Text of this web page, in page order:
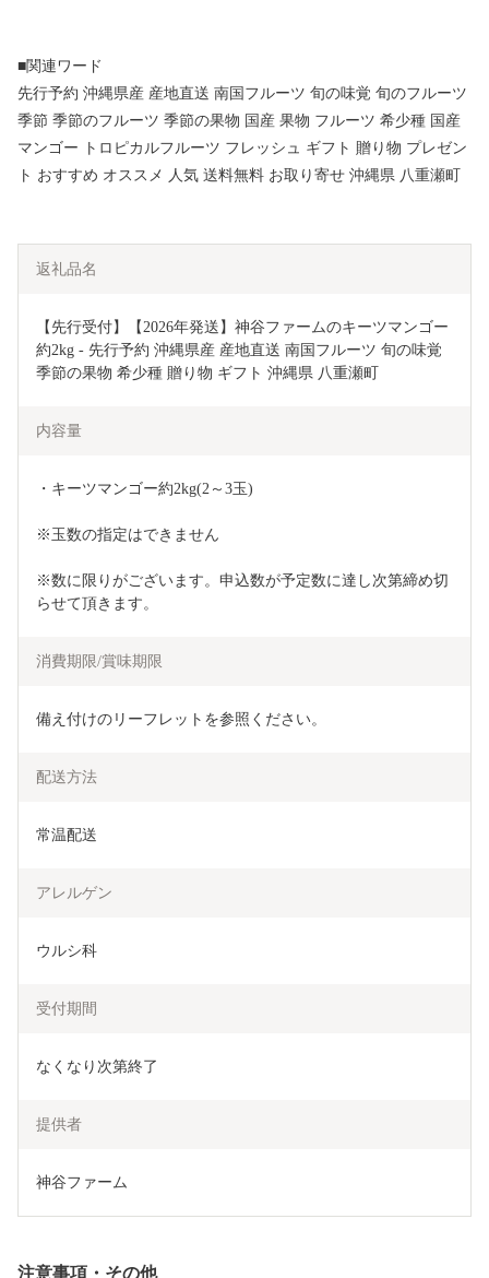
■関連ワード
先行予約 沖縄県産 産地直送 南国フルーツ 旬の味覚 旬のフルーツ
季節 季節のフルーツ 季節の果物 国産 果物 フルーツ 希少種 国産
マンゴー トロピカルフルーツ フレッシュ ギフト 贈り物 プレゼン
ト おすすめ オススメ 人気 送料無料 お取り寄せ 沖縄県 八重瀬町
返礼品名
【先行受付】【2026年発送】神谷ファームのキーツマンゴー
約2kg - 先行予約 沖縄県産 産地直送 南国フルーツ 旬の味覚
季節の果物 希少種 贈り物 ギフト 沖縄県 八重瀬町
内容量
・キーツマンゴー約2kg(2～3玉)
※玉数の指定はできません
※数に限りがございます。申込数が予定数に達し次第締め切
らせて頂きます。
消費期限/賞味期限
備え付けのリーフレットを参照ください。
配送方法
常温配送
アレルゲン
ウルシ科
受付期間
なくなり次第終了
提供者
神谷ファーム
注意事項・その他